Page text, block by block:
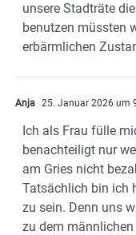
unsere Stadträte
benutzen müssten
erbärmlichen
Anja 25. Januar 2026 um
Ich als Frau fülle
benachteiligt nur
am Gries nicht
Tatsächlich bin ich
zu sein. Denn uns
zu dem